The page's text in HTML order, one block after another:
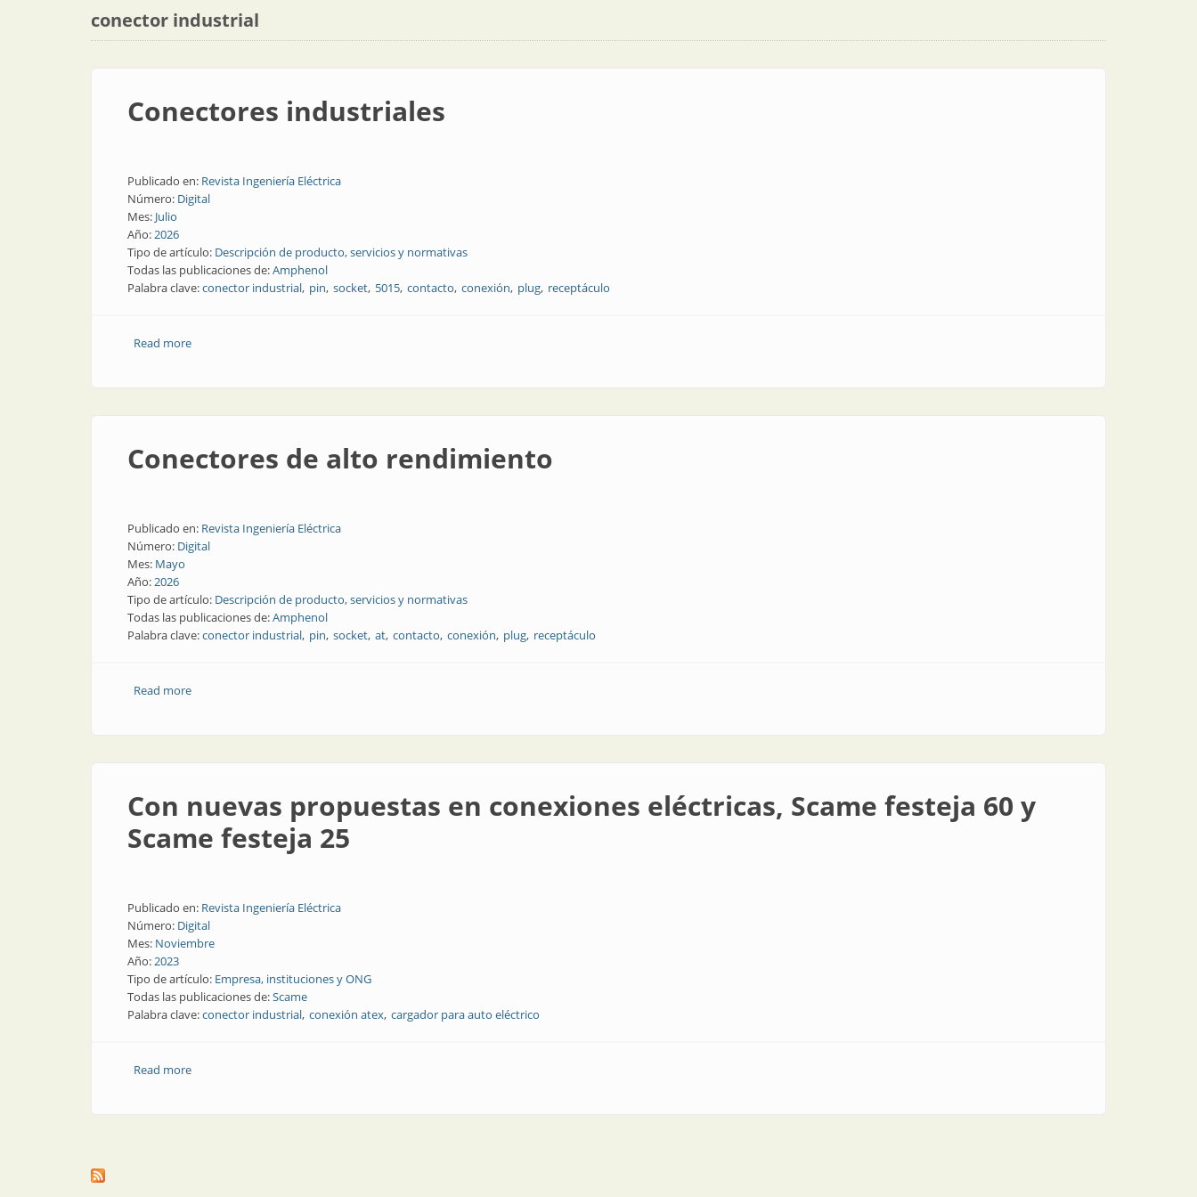
conector industrial
Conectores industriales
Publicado en: Revista Ingeniería Eléctrica
Número: Digital
Mes: Julio
Año:2026
Tipo de artículo: Descripción de producto, servicios y normativas
Todas las publicaciones de:Amphenol
Palabra clave:conector industrial pin socket 5015 contacto conexión plug receptáculo
Read moreabout Conectores industriales
Conectores de alto rendimiento
Publicado en: Revista Ingeniería Eléctrica
Número: Digital
Mes: Mayo
Año:2026
Tipo de artículo: Descripción de producto, servicios y normativas
Todas las publicaciones de:Amphenol
Palabra clave:conector industrial pin socket at contacto conexión plug receptáculo
Read moreabout Conectores de alto rendimiento
Con nuevas propuestas en conexiones eléctricas, Scame festeja 60 y
Scame festeja 25
Publicado en: Revista Ingeniería Eléctrica
Número: Digital
Mes: Noviembre
Año:2023
Tipo de artículo: Empresa, instituciones y ONG
Todas las publicaciones de:Scame
Palabra clave:conector industrial conexión atex cargador para auto eléctrico
Read moreabout Con nuevas propuestas en conexiones eléctricas, Scame festeja 60 y Scame festeja 25